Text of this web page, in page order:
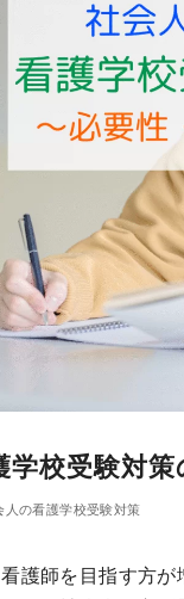
校受験対
人の看護学校受験対策
護師を目指す方